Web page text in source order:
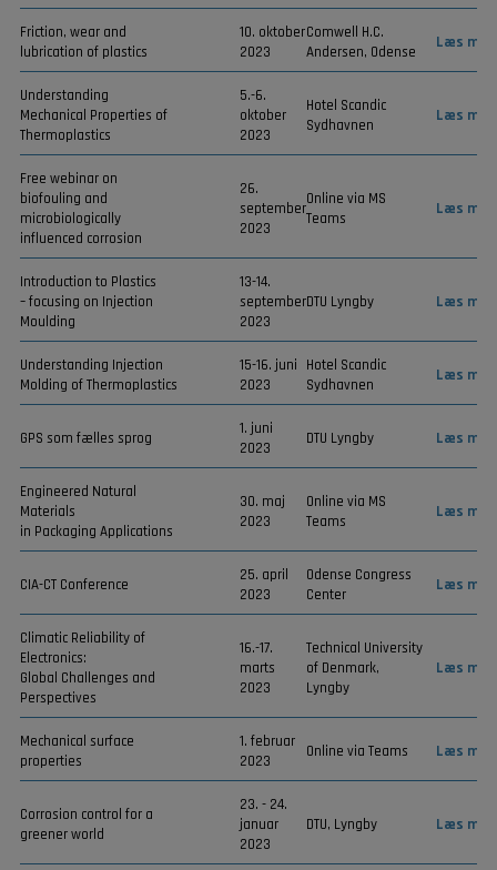
Friction, wear and
lubrication of plastics
10. oktober
2023
Comwell H.C.
Andersen, Odense
Læs
Understanding
Mechanical Properties of
Thermoplastics
5.-6.
oktober
2023
Hotel Scandic
Sydhavnen
Læs
Free webinar on
biofouling and
microbiologically
influenced corrosion
26.
september
2023
Online via MS
Teams
Læs
Introduction to Plastics
– focusing on Injection
Moulding
13-14.
september
2023
DTU Lyngby Læs
Understanding Injection
Molding of Thermoplastics
15-16. juni
2023
Hotel Scandic
Sydhavnen
Læs
GPS som fælles sprog
1. juni
2023
DTU Lyngby Læs
Engineered Natural
Materials
in Packaging Applications
30. maj
2023
Online via MS
Teams
Læs
CIA-CT Conference
25. april
2023
Odense Congress
Center
Læs
Climatic Reliability of
Electronics:
Global Challenges and
Perspectives
16.-17.
marts
2023
Technical University
of Denmark,
Lyngby
Læs
Mechanical surface
properties
1. februar
2023
Online via Teams Læs
Corrosion control for a
greener world
23. - 24.
januar
2023
DTU, Lyngby Læs